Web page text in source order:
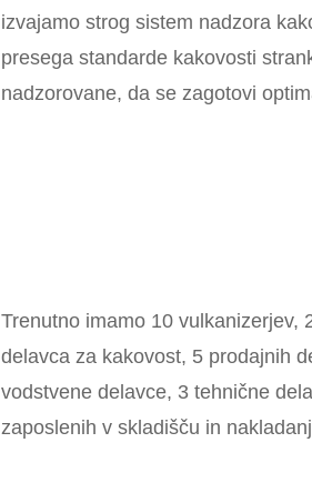
izvajamo strog sistem nadzora
presega standarde kakovosti
nadzorovane, da se zagotovi
Trenutno imamo 10 vulkanizerjev,
delavca za kakovost, 5 prodajnih
vodstvene delavce, 3 tehnične
zaposlenih v skladišču in